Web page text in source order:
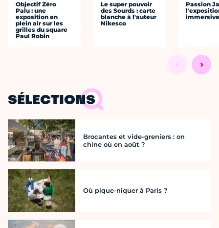
Objectif Zéro
Palu : une
exposition en
plein air sur les
grilles du square
Paul Robin
Le super pouvoir
des Sourds : carte
blanche à l'auteur
Nikesco
Passion
SÉLECTIONS
Brocantes et vide-greniers : on
chine où en août ?
Où pique-niquer à Paris ?